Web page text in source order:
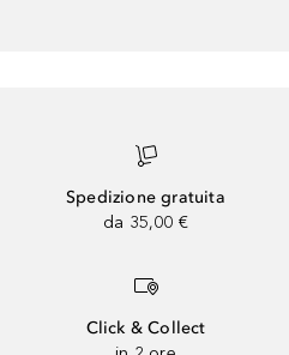
Spedizione gratuita
da 35,00 €
Click & Collect